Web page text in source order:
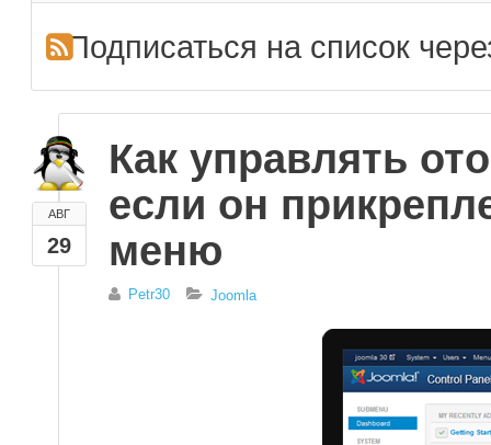
Подписаться на список
АВГ
29
Как управлять
если он
меню
Petr30 Joomla